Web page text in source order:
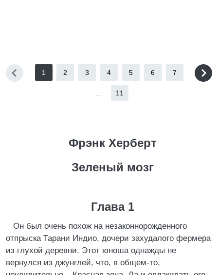
1 2 3 4 5 6 7
11
Фрэнк Херберт
Зеленый мозг
Глава 1
Он был очень похож на незаконнорожденного
отпрыска Тарани Индио, дочери захудалого фермера
из глухой деревни. Этот юноша однажды не
вернулся из джунглей, что, в общем-то,